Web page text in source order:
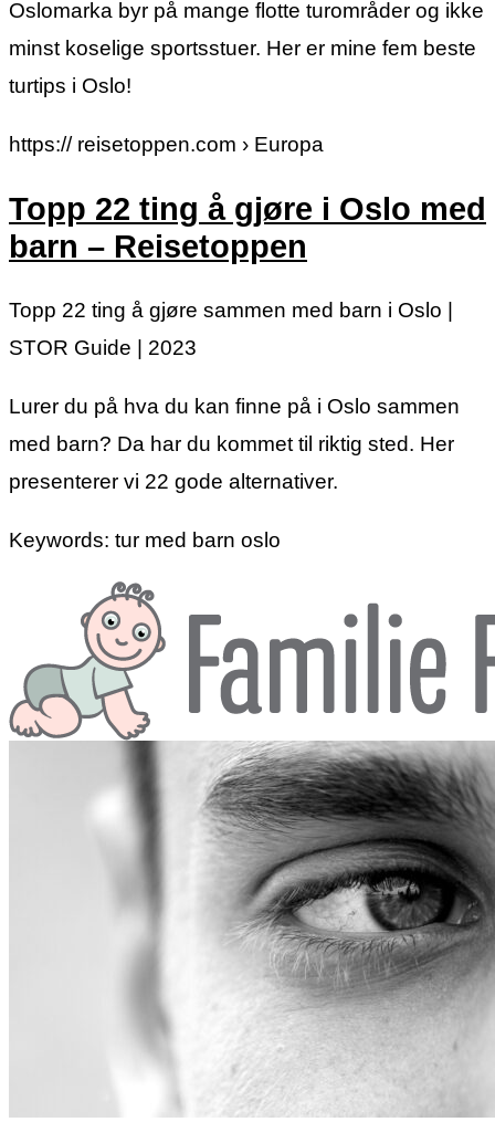
Oslomarka byr på mange flotte turområder og ikke
minst koselige sportsstuer. Her er mine fem beste
turtips i Oslo!
https:// reisetoppen.com › Europa
Topp 22 ting å gjøre i Oslo med
barn – Reisetoppen
Topp 22 ting å gjøre sammen med barn i Oslo |
STOR Guide | 2023
Lurer du på hva du kan finne på i Oslo sammen
med barn? Da har du kommet til riktig sted. Her
presenterer vi 22 gode alternativer.
Keywords: tur med barn oslo